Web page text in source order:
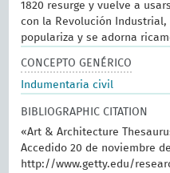
1820 resurge y vuelve a
con la Revolución
populariza y se adorna
CONCEPTO GENÉRICO
Indumentaria civil
BIBLIOGRAPHIC CITATION
«Art & Architecture
Accedido 20 de noviembre
http://www.getty.edu/